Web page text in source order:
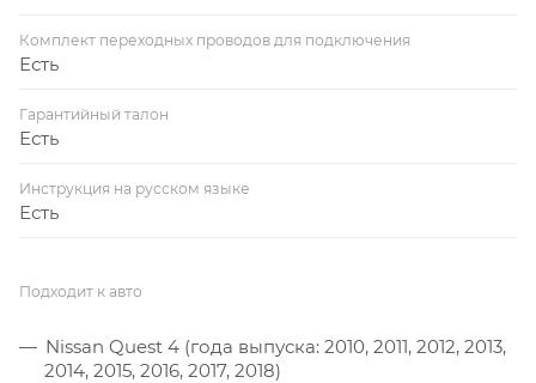
Комплект переходных проводов для подключения
Есть
Гарантийный талон
Есть
Инструкция на русском языке
Есть
Подходит к авто
Nissan Quest 4 (года выпуска: 2010, 2011, 2012, 2013,
2014, 2015, 2016, 2017, 2018)